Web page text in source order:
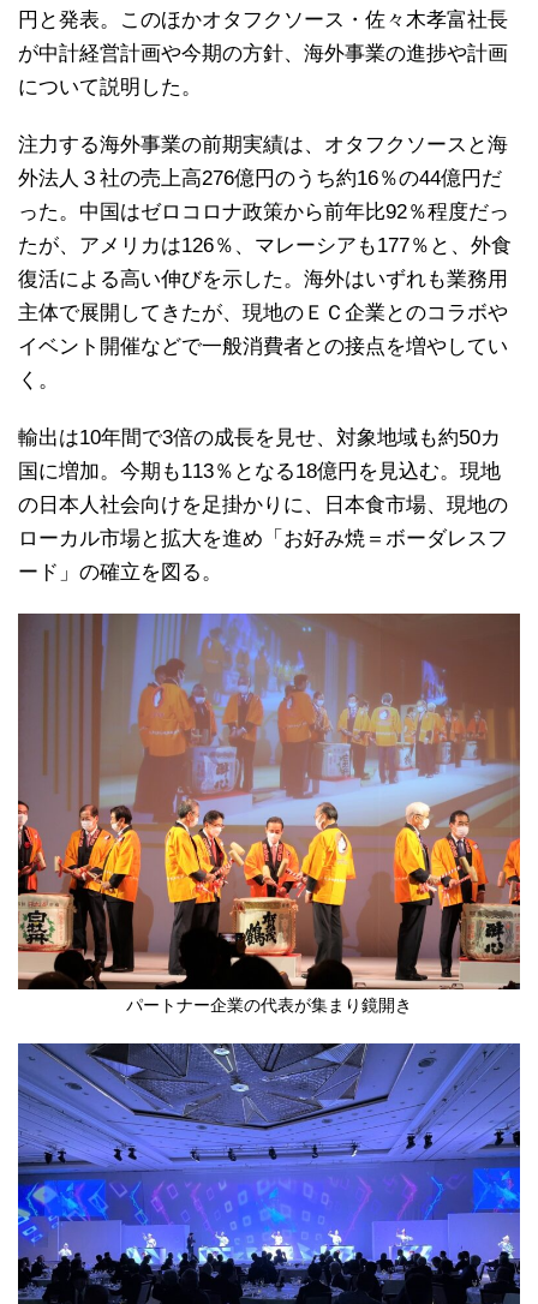
円と発表。このほかオタフクソース・佐々木孝富社長
が中計経営計画や今期の方針、海外事業の進捗や計画
について説明した。
注力する海外事業の前期実績は、オタフクソースと海
外法人３社の売上高276億円のうち約16％の44億円だ
った。中国はゼロコロナ政策から前年比92％程度だっ
たが、アメリカは126％、マレーシアも177％と、外食
復活による高い伸びを示した。海外はいずれも業務用
主体で展開してきたが、現地のＥＣ企業とのコラボや
イベント開催などで一般消費者との接点を増やしてい
く。
輸出は10年間で3倍の成長を見せ、対象地域も約50カ
国に増加。今期も113％となる18億円を見込む。現地
の日本人社会向けを足掛かりに、日本食市場、現地の
ローカル市場と拡大を進め「お好み焼＝ボーダレスフ
ード」の確立を図る。
パートナー企業の代表が集まり鏡開き